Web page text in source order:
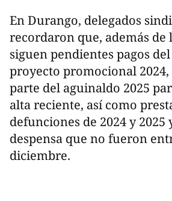
En Durango, delegados
recordaron que, además de
siguen pendientes pagos
proyecto promocional 2024,
parte del aguinaldo 2025
alta reciente, así como
defunciones de 2024 y 2025
despensa que no fueron
diciembre.